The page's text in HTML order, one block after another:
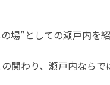
場”としての瀬戸内を紹
関わり、瀬戸内なら